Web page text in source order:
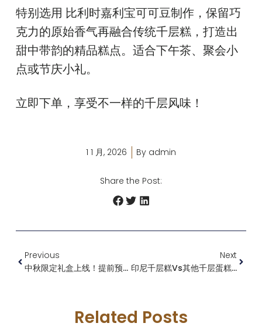
特别选用 比利时嘉利宝可可豆制作，保留巧
克力的原始香气再融合传统千层糕，打造出
甜中带韵的精品糕点。适合下午茶、聚会小
点或节庆小礼。
立即下单，享受不一样的千层风味！
1 1 月, 2026 By admin
Share the Post:
Previous
中秋限定礼盒上线！提前预购享 9 折优惠
Next
印尼千层糕vs其他千层蛋糕：独特之处在哪？
Related Posts